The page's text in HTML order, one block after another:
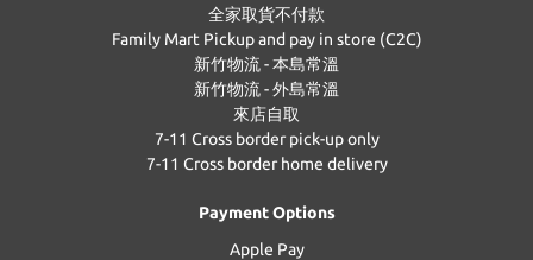
全家取貨不付款
Family Mart Pickup and pay in store (C2C)
新竹物流 - 本島常溫
新竹物流 - 外島常溫
來店自取
7-11 Cross border pick-up only
7-11 Cross border home delivery
Payment Options
Apple Pay